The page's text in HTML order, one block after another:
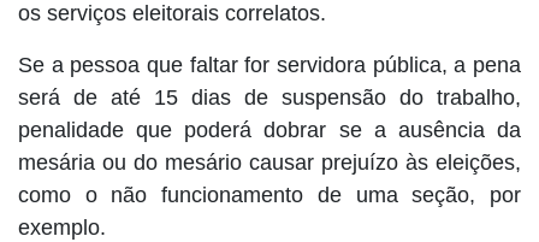
os serviços eleitorais correlatos.
Se a pessoa que faltar for servidora pública, a pena
será de até 15 dias de suspensão do trabalho,
penalidade que poderá dobrar se a ausência da
mesária ou do mesário causar prejuízo às eleições,
como o não funcionamento de uma seção, por
exemplo.